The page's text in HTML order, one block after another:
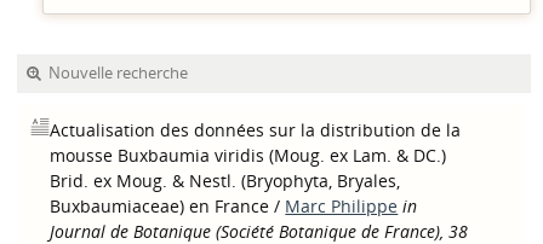
Nouvelle recherche
Actualisation des données sur la distribution de la
mousse Buxbaumia viridis (Moug. ex Lam. & DC.)
Brid. ex Moug. & Nestl. (Bryophyta, Bryales,
Buxbaumiaceae) en France / Marc Philippe in
Journal de Botanique (Société Botanique de France), 38